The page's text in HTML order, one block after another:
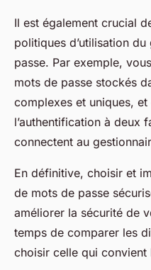
Il est également crucial
politiques d’utilisation
passe. Par exemple,
mots de passe stockés
complexes et uniques,
l’authentification à deux
connectent au
En définitive, choisir et
de mots de passe
améliorer la sécurité de
temps de comparer les
choisir celle qui convient